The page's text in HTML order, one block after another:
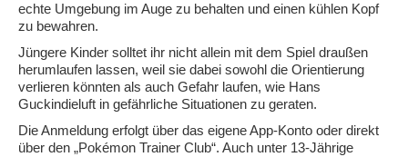
echte Umgebung im Auge zu behalten und einen kühlen Kopf
zu bewahren.
Jüngere Kinder solltet ihr nicht allein mit dem Spiel draußen
herumlaufen lassen, weil sie dabei sowohl die Orientierung
verlieren könnten als auch Gefahr laufen, wie Hans
Guckindieluft in gefährliche Situationen zu geraten.
Die Anmeldung erfolgt über das eigene App-Konto oder direkt
über den „Pokémon Trainer Club“. Auch unter 13-Jährige